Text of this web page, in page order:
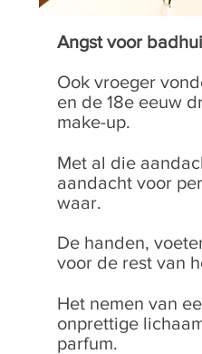
Angst voor
Ook vroeger
en de 18e eeuw
make-up.
Met al die
aandacht voor
waar.
De handen,
voor de rest van
Het nemen van
onprettige
parfum.